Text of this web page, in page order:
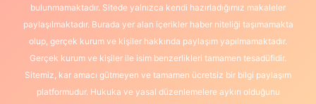
bulunmamaktadır. Sitede yalnızca kendi hazırladığımız makaleler
paylaşılmaktadır. Burada yer alan içerikler haber niteliği taşımamakta
olup, gerçek kurum ve kişiler hakkında paylaşım yapılmamaktadır.
Gerçek kurum ve kişiler ile isim benzerlikleri tamamen tesadüfidir.
Sitemiz, kar amacı gütmeyen ve tamamen ücretsiz bir bilgi paylaşım
platformudur. Hukuka ve yasal düzenlemelere aykırı olduğunu